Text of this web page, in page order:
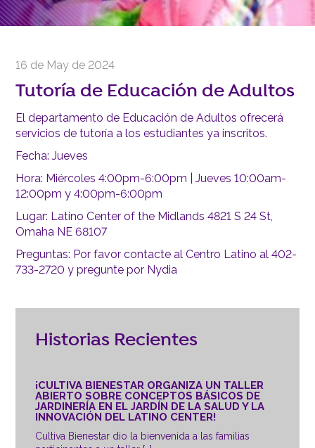
RECURSOS
16 de May de 2024
Tutoría de Educación de Adultos
El departamento de Educación de Adultos ofrecerá
servicios de tutoría a los estudiantes ya inscritos.
Fecha: Jueves
Hora: Miércoles 4:00pm-6:00pm | Jueves 10:00am-
12:00pm y 4:00pm-6:00pm
Lugar: Latino Center of the Midlands 4821 S 24 St,
Omaha NE 68107
Preguntas: Por favor contacte al Centro Latino al 402-
733-2720 y pregunte por Nydia
Historias Recientes
¡CULTIVA BIENESTAR ORGANIZA UN TALLER
ABIERTO SOBRE CONCEPTOS BÁSICOS DE
JARDINERÍA EN EL JARDÍN DE LA SALUD Y LA
INNOVACIÓN DEL LATINO CENTER!
Cultiva Bienestar dio la bienvenida a las familias